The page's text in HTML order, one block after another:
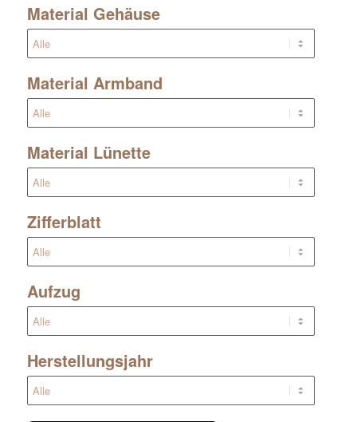
Material Gehäuse
Material Armband
Material Lünette
Zifferblatt
Aufzug
Herstellungsjahr